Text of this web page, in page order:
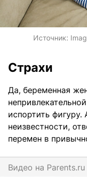
Источник:
Страхи
Да, беременная
испортить
неизвестности,
перемен в
Видео на parents.ru